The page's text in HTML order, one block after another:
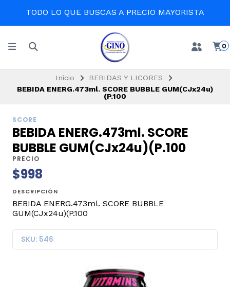
TODO LO QUE BUSCAS A PRECIO MAYORISTA
0
Inicio
BEBIDAS Y LICORES
BEBIDA ENERG.473ml. SCORE BUBBLE GUM(CJx24u)
(P.100
SCORE
BEBIDA ENERG.473ml. SCORE
BUBBLE GUM(CJx24u)(P.100
PRECIO
$998
DESCRIPCIÓN
BEBIDA ENERG.473ml. SCORE BUBBLE
GUM(CJx24u)(P.100
SKU: 546